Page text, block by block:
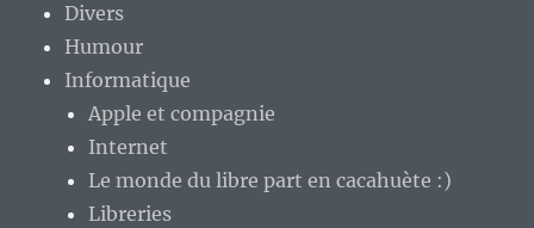
Divers
Humour
Informatique
Apple et compagnie
Internet
Le monde du libre part en cacahuète :)
Libreries